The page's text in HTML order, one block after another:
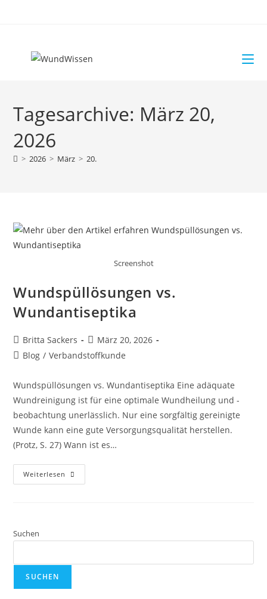
Tagesarchive: März 20,
2026
> 2026 > März > 20.
Screenshot
Wundspüllösungen vs.
Wundantiseptika
Britta Sackers
März 20, 2026
Blog / Verbandstoffkunde
Wundspüllösungen vs. Wundantiseptika Eine adäquate
Wundreinigung ist für eine optimale Wundheilung und -
beobachtung unerlässlich. Nur eine sorgfältig gereinigte
Wunde kann eine gute Versorgungsqualität herstellen.
(Protz, S. 27) Wann ist es…
Weiterlesen
Suchen
SUCHEN